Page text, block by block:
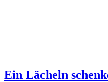
Ein Lächeln